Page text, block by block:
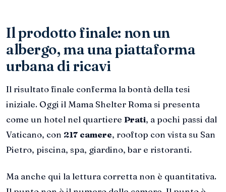
Il prodotto finale: non un
albergo, ma una piattaforma
urbana di ricavi
Il risultato finale conferma la bontà della tesi
iniziale. Oggi il Mama Shelter Roma si presenta
come un hotel nel quartiere Prati, a pochi passi dal
Vaticano, con 217 camere, rooftop con vista su San
Pietro, piscina, spa, giardino, bar e ristoranti.
Ma anche qui la lettura corretta non è quantitativa.